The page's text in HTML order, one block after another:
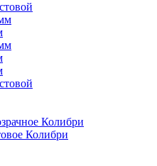
Колибри
Колибри